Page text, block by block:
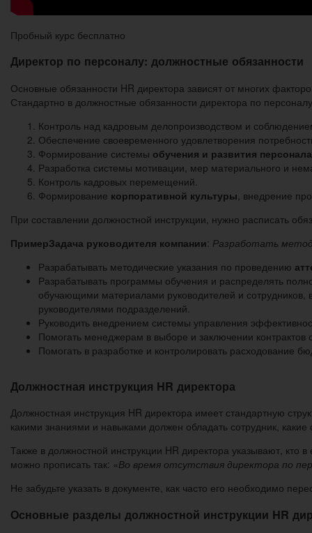
Пробный курс бесплатно
Директор по персоналу: должностные обязанности
Основные обязанности HR директора зависят от многих
Стандартно в должностные обязанности директора по
Контроль над кадровым делопроизводством и
Обеспечение своевременного удовлетворения
Формирование системы обучения и развития персонала
Разработка системы мотивации, мер материального и
Контроль кадровых перемещений.
Формирование корпоративной культуры , внедрение
При составлении должностной инструкции, нужно расписать
ПримерЗадача руководителя компании: Разработать
Разрабатывать методические указания по проведению
Разрабатывать программы обучения и распределять
обучающими материалами руководителей и сотрудников,
руководителями подразделений.
Руководить внедрением системы управления
Помогать менеджерам в выборе и заключении
Помогать в разработке и контролировать расходование
Должностная инструкция HR директора
Должностная инструкция HR директора имеет стандартную
какими знаниями и навыками должен обладать сотрудник,
Также в должностной инструкции HR директора указывают, кто
можно прописать так: «Во время отсутствия директора по
Не забудьте указать в документе, как часто его необходимо
Основные разделы должностной инструкции HR